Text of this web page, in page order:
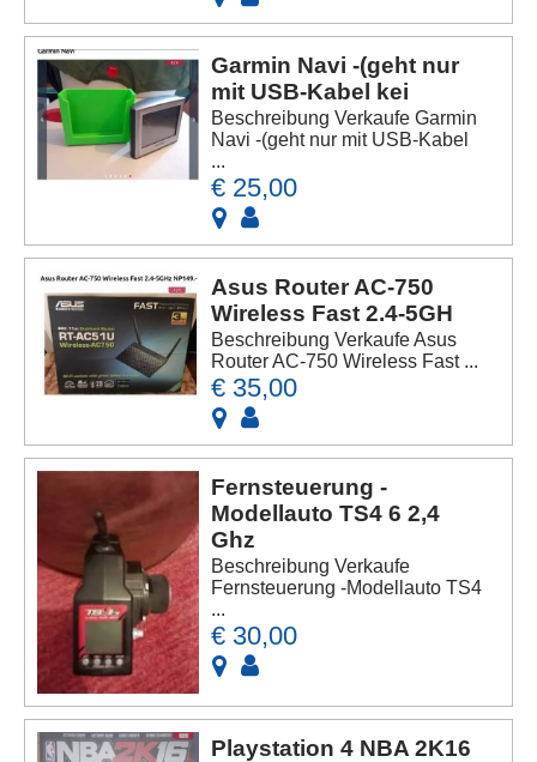
Garmin Navi -(geht nur
mit USB-Kabel kei
Beschreibung Verkaufe Garmin
Navi -(geht nur mit USB-Kabel
...
€ 25,00
Asus Router AC-750
Wireless Fast 2.4-5GH
Beschreibung Verkaufe Asus
Router AC-750 Wireless Fast ...
€ 35,00
Fernsteuerung -
Modellauto TS4 6 2,4
Ghz
Beschreibung Verkaufe
Fernsteuerung -Modellauto TS4
...
€ 30,00
Playstation 4 NBA 2K16